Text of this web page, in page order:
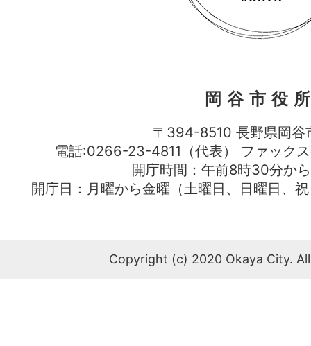
岡谷市役
〒394-8510 長野県岡谷
電話:0266-23-4811（代表） ファッ
開庁時間：午前8時30分か
開庁日：月曜から金曜（土曜日、日曜日、
Copyright (c) 2020 Okaya City.